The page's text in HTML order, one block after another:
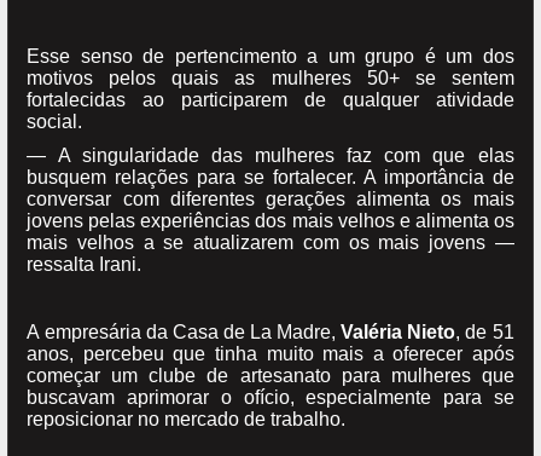
Esse senso de pertencimento a um grupo é um dos
motivos pelos quais as mulheres 50+ se sentem
fortalecidas ao participarem de qualquer atividade
social.
— A singularidade das mulheres faz com que elas
busquem relações para se fortalecer. A importância de
conversar com diferentes gerações alimenta os mais
jovens pelas experiências dos mais velhos e alimenta os
mais velhos a se atualizarem com os mais jovens —
ressalta Irani.
A empresária da Casa de La Madre,Valéria Nieto, de 51
anos, percebeu que tinha muito mais a oferecer após
começar um clube de artesanato para mulheres que
buscavam aprimorar o ofício, especialmente para se
reposicionar no mercado de trabalho.